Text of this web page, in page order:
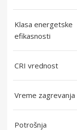
Klasa energetske
efikasnosti
CRI vrednost
Vreme zagrevanja
Potrošnja